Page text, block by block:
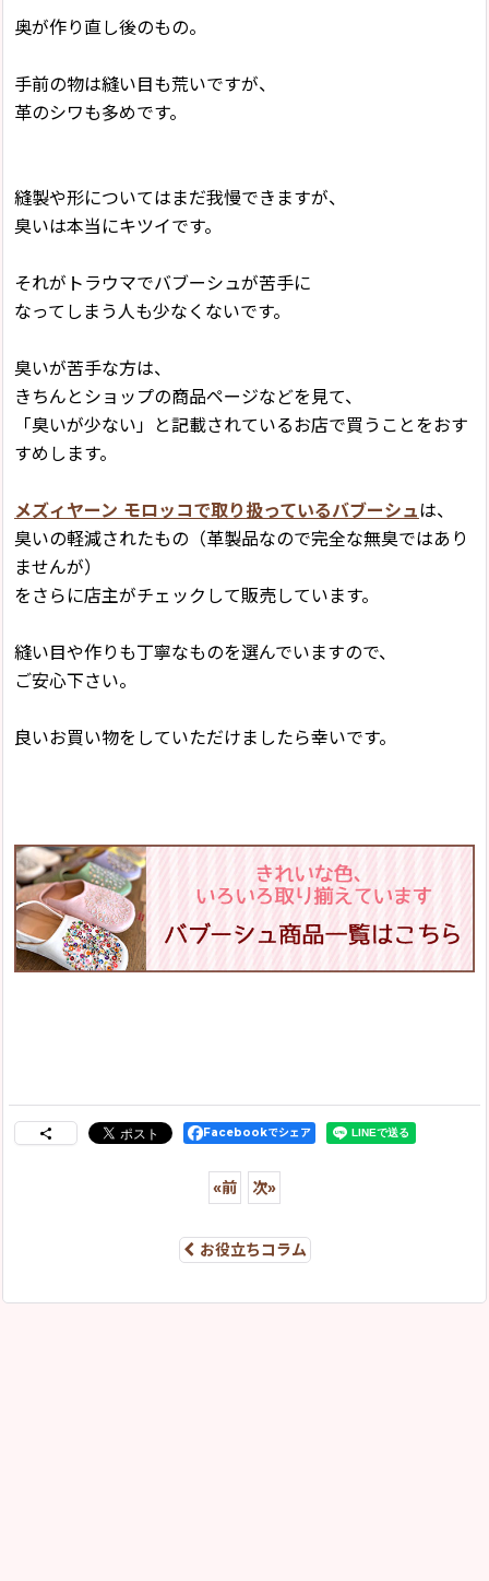
奥が作り直し後のもの。
手前の物は縫い目も荒いですが、
革のシワも多めです。
縫製や形についてはまだ我慢できますが、
臭いは本当にキツイです。
それがトラウマでバブーシュが苦手に
なってしまう人も少なくないです。
臭いが苦手な方は、
きちんとショップの商品ページなどを見て、
「臭いが少ない」と記載されているお店で買うことをおす
すめします。
メズィヤーン モロッコで取り扱っているバブーシュは、
臭いの軽減されたもの（革製品なので完全な無臭ではあり
ませんが）
をさらに店主がチェックして販売しています。
縫い目や作りも丁寧なものを選んでいますので、
ご安心下さい。
良いお買い物をしていただけましたら幸いです。
Facebookでシェア
«前 次»
お役立ちコラム